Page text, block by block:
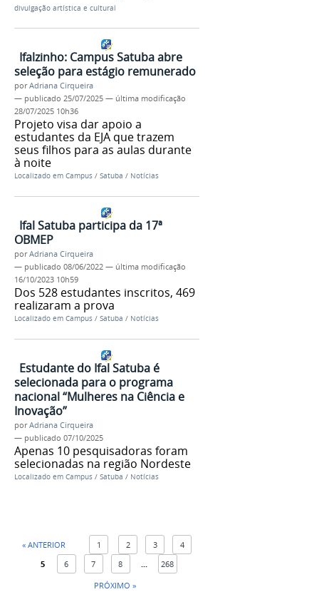
divulgação artística e cultural
Ifalzinho: Campus Satuba abre
seleção para estágio remunerado
porAdriana Cirqueira
— publicado 25/07/2025 — última modificação
28/07/2025 10h36
Projeto visa dar apoio a
estudantes da EJA que trazem
seus filhos para as aulas durante
à noite
Localizado em Campus / Satuba / Notícias
Ifal Satuba participa da 17ª
OBMEP
porAdriana Cirqueira
— publicado 08/06/2022 — última modificação
16/10/2023 10h59
Dos 528 estudantes inscritos, 469
realizaram a prova
Localizado em Campus / Satuba / Notícias
Estudante do Ifal Satuba é
selecionada para o programa
nacional “Mulheres na Ciência e
Inovação”
porAdriana Cirqueira
— publicado 07/10/2025
Apenas 10 pesquisadoras foram
selecionadas na região Nordeste
Localizado em Campus / Satuba / Notícias
« ANTERIOR 1 2 3
4
5
6 7 8
268
PRÓXIMO »